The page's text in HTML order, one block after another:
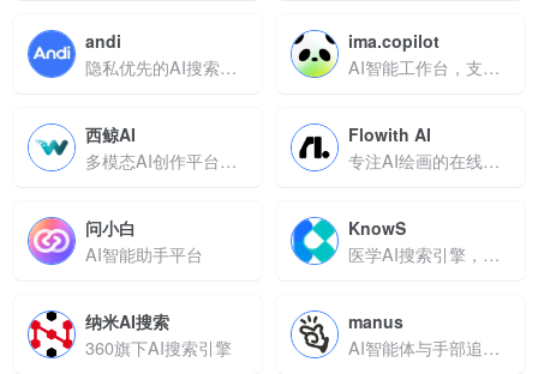
andi
隐私优先的AI搜索引擎，对话获取答案，无广告追踪
ima.copilot
AI智能工作台，支持知识管理与全场景写作辅助
西鲸AI
多模态AI创作平台，支持个性化模型训练与智能内容生成
Flowith AI
专注AI绘画的在线平台，文字描述秒变精美画作
问小白
AI智能助手平台
KnowS
医学AI搜索引擎，支持循证检索与学术成果生成
纳米AI搜索
360旗下AI搜索引擎
manus
AI智能体与手部追踪工具